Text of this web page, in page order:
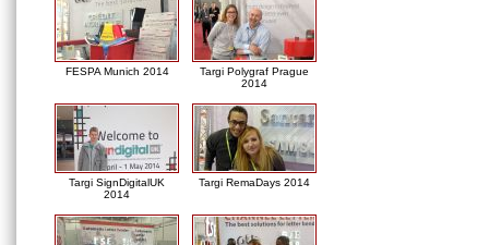
FESPA Munich 2014
Targi Polygraf Prague
2014
Targi SignDigitalUK
2014
Targi RemaDays 2014